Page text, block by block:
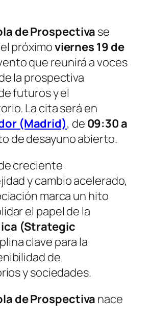
de Prospectiva se
próximoviernes 19 de
que reunirá a voces
la prospectiva
futuros y el
La cita será en
(Madrid), de 09:30 a
de desayuno abierto.
creciente
y cambio acelerado,
marca un hito
el papel de la
(Strategic
clave para la
de
y sociedades.
de Prospectiva nace